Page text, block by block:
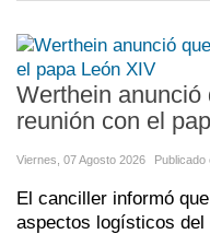
Werthein anunció
reunión con el
Viernes, 07 Agosto 2026 Publicado
El canciller informó
aspectos logísticos